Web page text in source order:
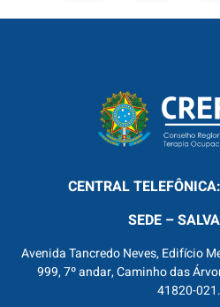
CENTRALTELEFÔNICA:
SEDE –
Avenida Tancredo Neves, Edifício
999, 7º andar, Caminho das
41820-021.